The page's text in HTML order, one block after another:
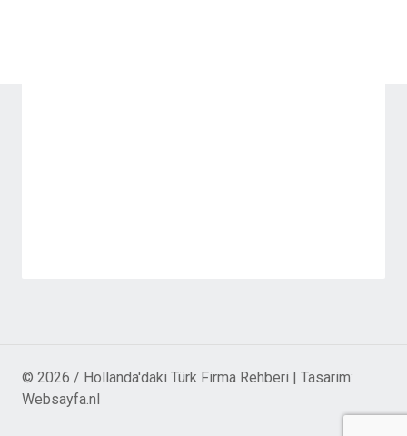
© 2026 / Hollanda'daki Türk Firma Rehberi | Tasarim:
Websayfa.nl